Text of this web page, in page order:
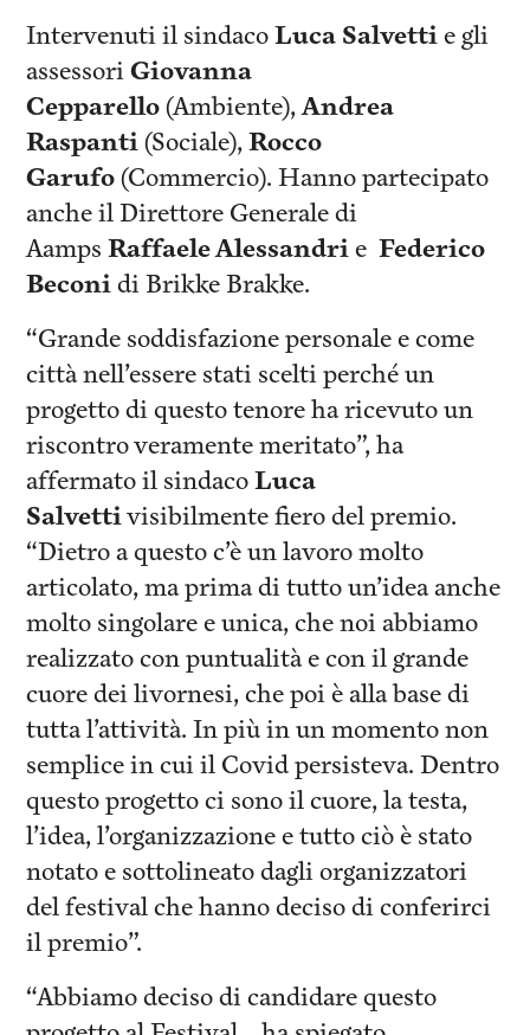
Intervenuti il sindacoLuca Salvettie gli
assessoriGiovanna
Cepparello(Ambiente),Andrea
Raspanti(Sociale),Rocco
Garufo(Commercio). Hanno partecipato
anche il Direttore Generale di
AampsRaffaele AlessandrieFederico
Beconidi Brikke Brakke.
“Grande soddisfazione personale e come
città nell’essere stati scelti perché un
progetto di questo tenore ha ricevuto un
riscontro veramente meritato”, ha
affermato il sindacoLuca
Salvettivisibilmente fiero del premio.
“Dietro a questo c’è un lavoro molto
articolato, ma prima di tutto un’idea anche
molto singolare e unica, che noi abbiamo
realizzato con puntualità e con il grande
cuore dei livornesi, che poi è alla base di
tutta l’attività. In più in un momento non
semplice in cui il Covid persisteva. Dentro
questo progetto ci sono il cuore, la testa,
l’idea, l’organizzazione e tutto ciò è stato
notato e sottolineato dagli organizzatori
del festival che hanno deciso di conferirci
il premio”.
“Abbiamo deciso di candidare questo